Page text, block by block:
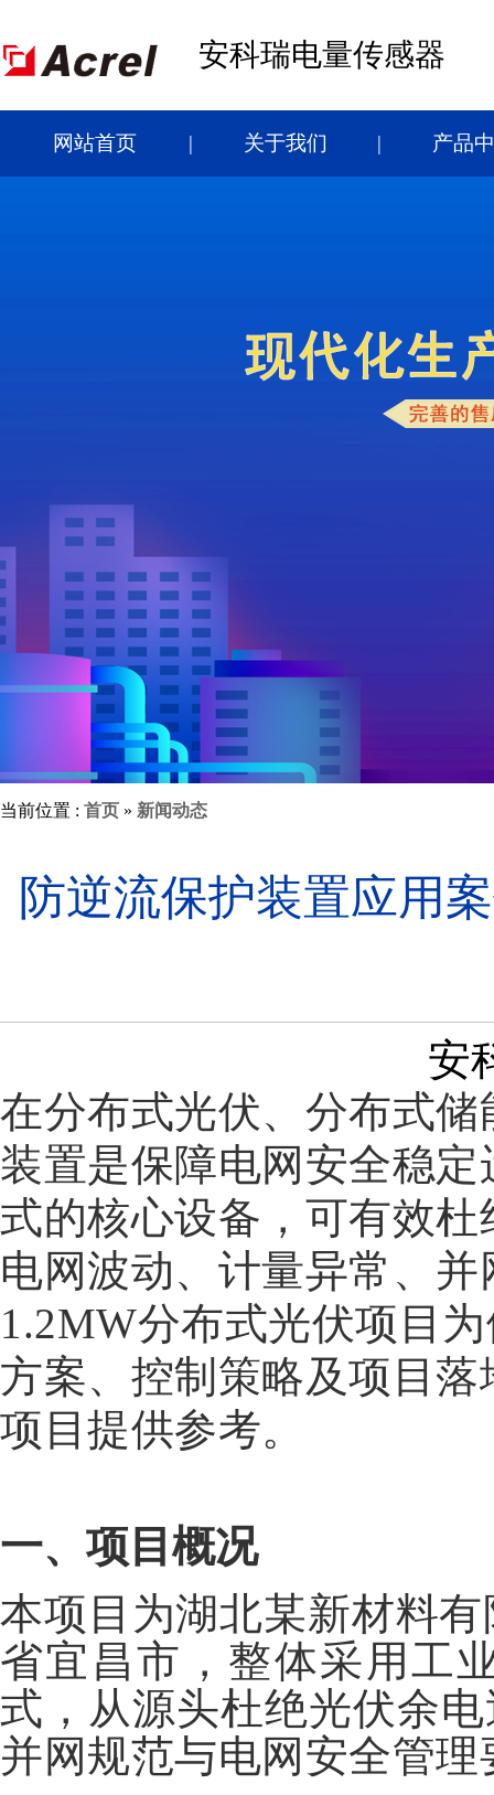
安科瑞电量传感器
网站首页 关于我们 产品
当前位置 : 首页 » 新闻动态
防逆流保护装置应用
安
在分布式光伏、分布式储
装置是保障电网安全稳
式的核心设备，可有效
电网波动、计量异常、
1.2MW分布式光伏项目
方案、控制策略及项目
项目提供参考。
一、项目概况
本项目为湖北某新材料
省宜昌市，整体采用工
式，从源头杜绝光伏余
并网规范与电网安全管理